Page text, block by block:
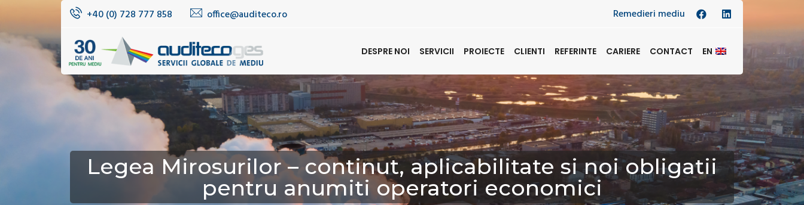
+40 (0) 728 777 858 office@auditeco.ro Remedieri mediu
DESPRE NOI SERVICII PROIECTE CLIENTI REFERINTE CARIERE CONTACT EN
Legea Mirosurilor – continut, aplicabilitate si noi obligatii
pentru anumiti operatori economici